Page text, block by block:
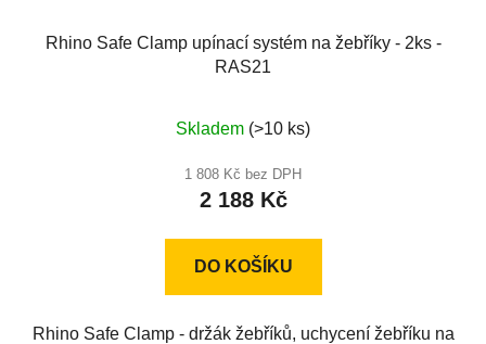
Rhino Safe Clamp upínací systém na žebříky - 2ks -
RAS21
hodnocení
produktu
je
z
Skladem (>10 ks)
1 808 Kč bez DPH
2 188 Kč
DO KOŠÍKU
Rhino Safe Clamp - držák žebříků, uchycení žebříku na